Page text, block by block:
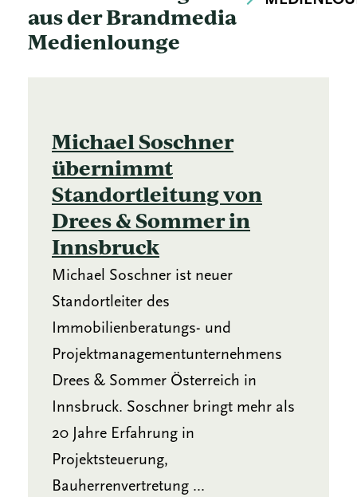
aus der Brandmedia
Medienlounge
Michael Soschner
übernimmt
Standortleitung von
Drees & Sommer in
Innsbruck
Michael Soschner ist neuer
Standortleiter des
Immobilienberatungs- und
Projektmanagementunternehmens
Drees & Sommer Österreich in
Innsbruck. Soschner bringt mehr als
20 Jahre Erfahrung in
Projektsteuerung,
Bauherrenvertretung ...